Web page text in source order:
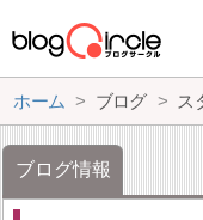
ホーム ブログ ス
ブログ情報